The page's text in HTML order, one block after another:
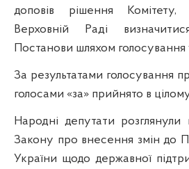
доповів рішення
Верховній Раді
Постанови шляхом голосування
За результатами голосування
голосами «за» прийнято в
Народні депутати
Закону про внесення змін до
України щодо державної